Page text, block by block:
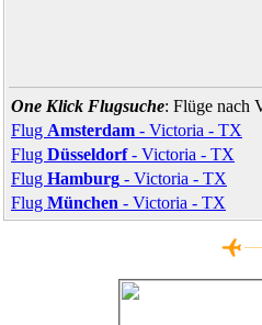
One Klick Flugsuche: Flüge nach
Flug Amsterdam - Victoria - TX
Flug Düsseldorf- Victoria - TX
Flug Hamburg - Victoria - TX
Flug München - Victoria - TX